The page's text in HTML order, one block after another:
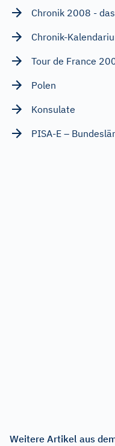
Chronik 2008 -
Chronik-
Tour de France
Polen
Konsulate
PISA-E –
Weitere Artikel aus